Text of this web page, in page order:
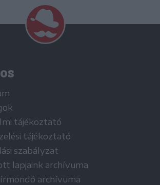
tájékoztató
tájékoztató
szabályzat
lapjaink archívuma
archívuma